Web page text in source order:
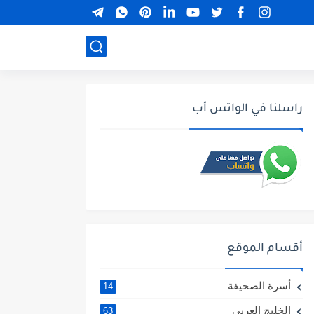
راسلنا في الواتس أب
أقسام الموقع
أسرة الصحيفة 14
الخليج العربي 63